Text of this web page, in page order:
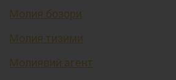
Молия бозори
Молия тизими
Молиявий агент